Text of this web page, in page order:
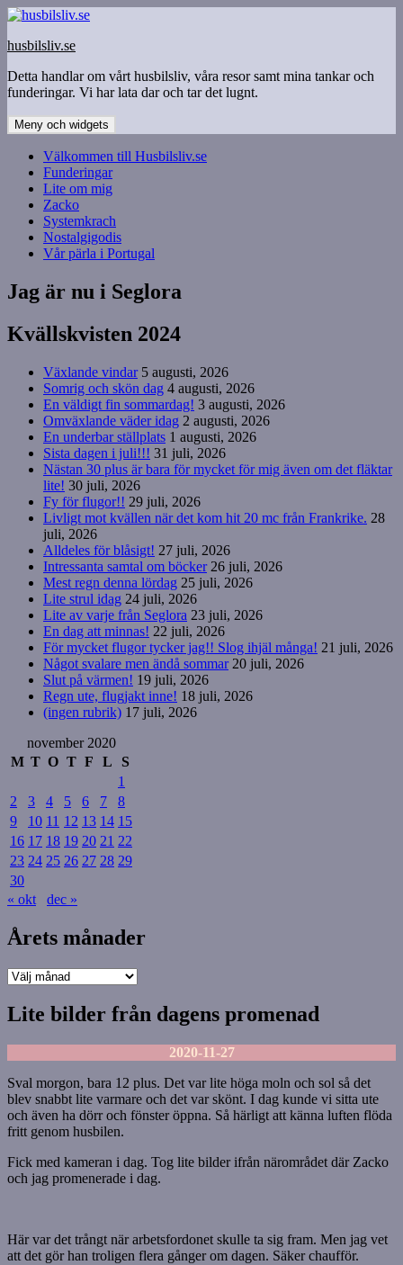
Hoppa
innehåll
husbilsliv.se
Detta handlar om vårt husbilsliv, våra resor samt mina tankar och
funderingar. Vi har lata dar och tar det lugnt.
Meny och widgets
Välkommen till Husbilsliv.se
Funderingar
Lite om mig
Zacko
Systemkrach
Nostalgigodis
Vår pärla i Portugal
Jag är nu i Seglora
Kvällskvisten 2024
Växlande vindar 5 augusti, 2026
Somrig och skön dag 4 augusti, 2026
En väldigt fin sommardag! 3 augusti, 2026
Omväxlande väder idag 2 augusti, 2026
En underbar ställplats 1 augusti, 2026
Sista dagen i juli!!! 31 juli, 2026
Nästan 30 plus är bara för mycket för mig även om det fläktar
lite! 30 juli, 2026
Fy för flugor!! 29 juli, 2026
Livligt mot kvällen när det kom hit 20 mc från Frankrike. 28
juli, 2026
Alldeles för blåsigt! 27 juli, 2026
Intressanta samtal om böcker 26 juli, 2026
Mest regn denna lördag 25 juli, 2026
Lite strul idag 24 juli, 2026
Lite av varje från Seglora 23 juli, 2026
En dag att minnas! 22 juli, 2026
För mycket flugor tycker jag!! Slog ihjäl många! 21 juli, 2026
Något svalare men ändå sommar 20 juli, 2026
Slut på värmen! 19 juli, 2026
Regn ute, flugjakt inne! 18 juli, 2026
(ingen rubrik) 17 juli, 2026
november 2020
M T O T F L
S
1
2
3 4 5 6 7
8
9
10 11 12 13 14 15
16 17 18 19 20 21 22
23 24 25 26 27 28 29
30
« okt
dec »
Årets månader
Årets
Lite bilder från dagens promenad
2020-11-27
Sval morgon, bara 12 plus. Det var lite höga moln och sol så det
blev snabbt lite varmare och det var skönt. I dag kunde vi sitta ute
och även ha dörr och fönster öppna. Så härligt att känna luften flöda
fritt genom husbilen.
Fick med kameran i dag. Tog lite bilder ifrån närområdet där Zacko
och jag promenerade i dag.
Här var det trångt när arbetsfordonet skulle ta sig fram. Men jag vet
att det gör han troligen flera gånger om dagen. Säker chaufför.